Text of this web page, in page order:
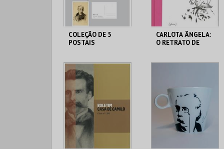
COLEÇÃO DE 5
POSTAIS
MUSEU CAMILO
MAIS INFO
COMPRAR
CARLOTA ÂNGELA:
O RETRATO DE
MUSEU CAMILO
MAIS INFO
COMPRAR